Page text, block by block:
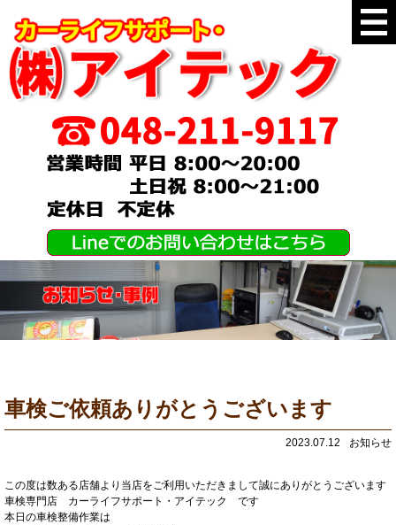
車検ご依頼ありがとうございます
2023.07.12 お知らせ
この度は数ある店舗より当店をご利用いただきまして誠にありがとうございます
車検専門店 カーライフサポート・アイテック です
本日の車検整備作業は